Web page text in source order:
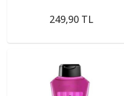
249,90 TL